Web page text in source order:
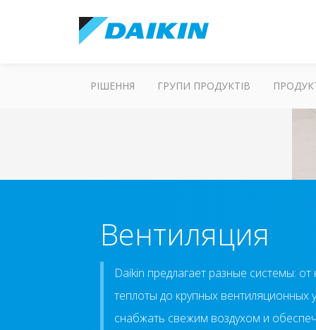
РІШЕННЯ ГРУПИ ПРОДУКТІВ
Вентиляция
Daikin предлагает разные системы:
теплоты до крупных
снабжать свежим воздухом и